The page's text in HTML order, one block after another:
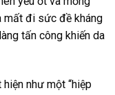
mất đi sức đề kháng
tấn công khiến da
như một “hiệp